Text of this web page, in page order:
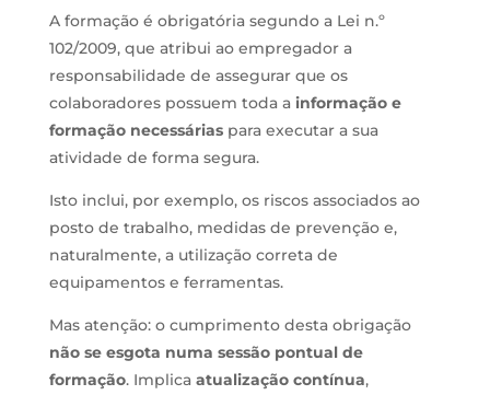
A formação é obrigatória segundo a Lei n.º
102/2009, que atribui ao empregador a
responsabilidade de assegurar que os
colaboradores possuem toda a informação e
formação necessáriaspara executar a sua
atividade de forma segura.
Isto inclui, por exemplo, os riscos associados ao
posto de trabalho, medidas de prevenção e,
naturalmente, a utilização correta de
equipamentos e ferramentas.
Mas atenção: o cumprimento desta obrigação
não se esgota numa sessão pontual de
formação. Implica atualização contínua,